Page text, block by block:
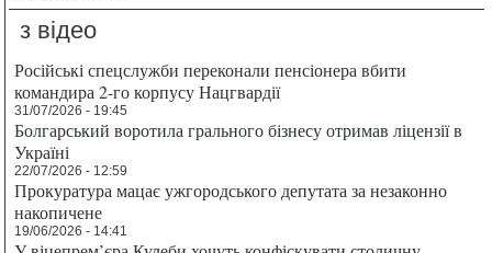
з відео
Російські спецслужби переконали пенсіонера вбити
командира 2-го корпусу Нацгвардії
31/07/2026 - 19:45
Болгарський воротила грального бізнесу отримав ліцензії в
Україні
22/07/2026 - 12:59
Прокуратура мацає ужгородського депутата за незаконно
накопичене
19/06/2026 - 14:41